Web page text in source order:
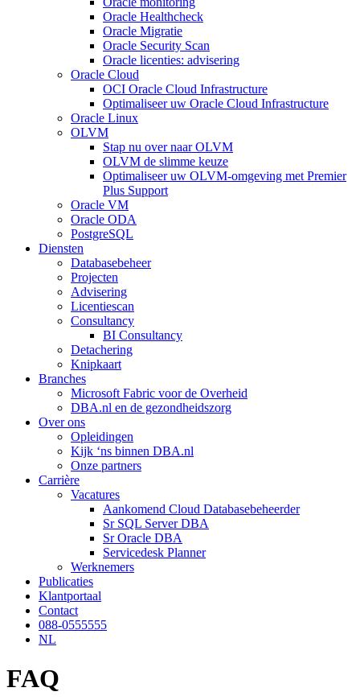
Oracle Healthcheck
Oracle Migratie
Oracle Security Scan
Oracle licenties: advisering
Oracle Cloud
OCI Oracle Cloud Infrastructure
Optimaliseer uw Oracle Cloud Infrastructure
Oracle Linux
OLVM
Stap nu over naar OLVM
OLVM de slimme keuze
Optimaliseer uw OLVM-omgeving met Premier
Plus Support
Oracle VM
Oracle ODA
PostgreSQL
Diensten
Databasebeheer
Projecten
Advisering
Licentiescan
Consultancy
BI Consultancy
Detachering
Knipkaart
Branches
Microsoft Fabric voor de Overheid
DBA.nl en de gezondheidszorg
Over ons
Opleidingen
Kijk ‘ns binnen DBA.nl
Onze partners
Carrière
Vacatures
Aankomend Cloud Databasebeheerder
Sr SQL Server DBA
Sr Oracle DBA
Servicedesk Planner
Werknemers
Publicaties
Klantportaal
Contact
088-0555555
NL
FAQ